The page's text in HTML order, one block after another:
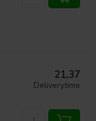
21,37
Deliverytime